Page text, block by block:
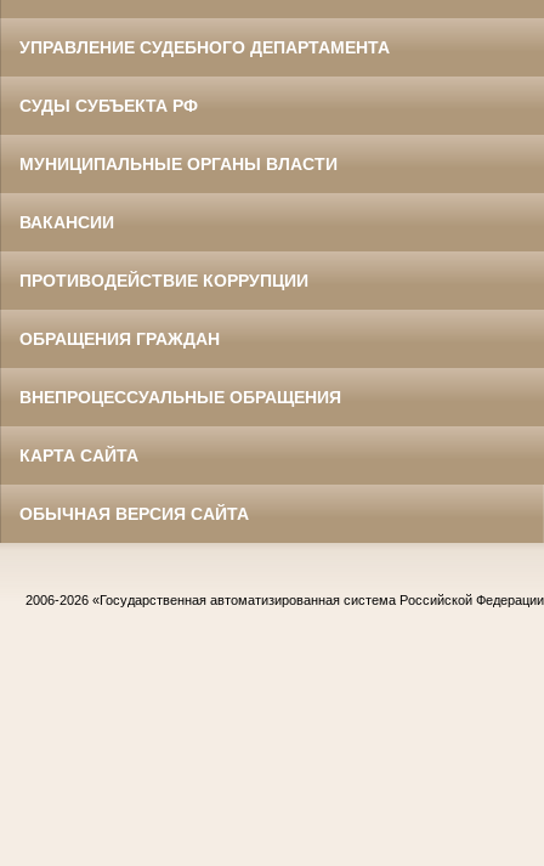
УПРАВЛЕНИЕ СУДЕБНОГО ДЕПАРТАМЕНТА
СУДЫ СУБЪЕКТА РФ
МУНИЦИПАЛЬНЫЕ ОРГАНЫ ВЛАСТИ
ВАКАНСИИ
ПРОТИВОДЕЙСТВИЕ КОРРУПЦИИ
ОБРАЩЕНИЯ ГРАЖДАН
ВНЕПРОЦЕССУАЛЬНЫЕ ОБРАЩЕНИЯ
КАРТА САЙТА
ОБЫЧНАЯ ВЕРСИЯ САЙТА
2006-2026 «Государственная автоматизированная система Российской